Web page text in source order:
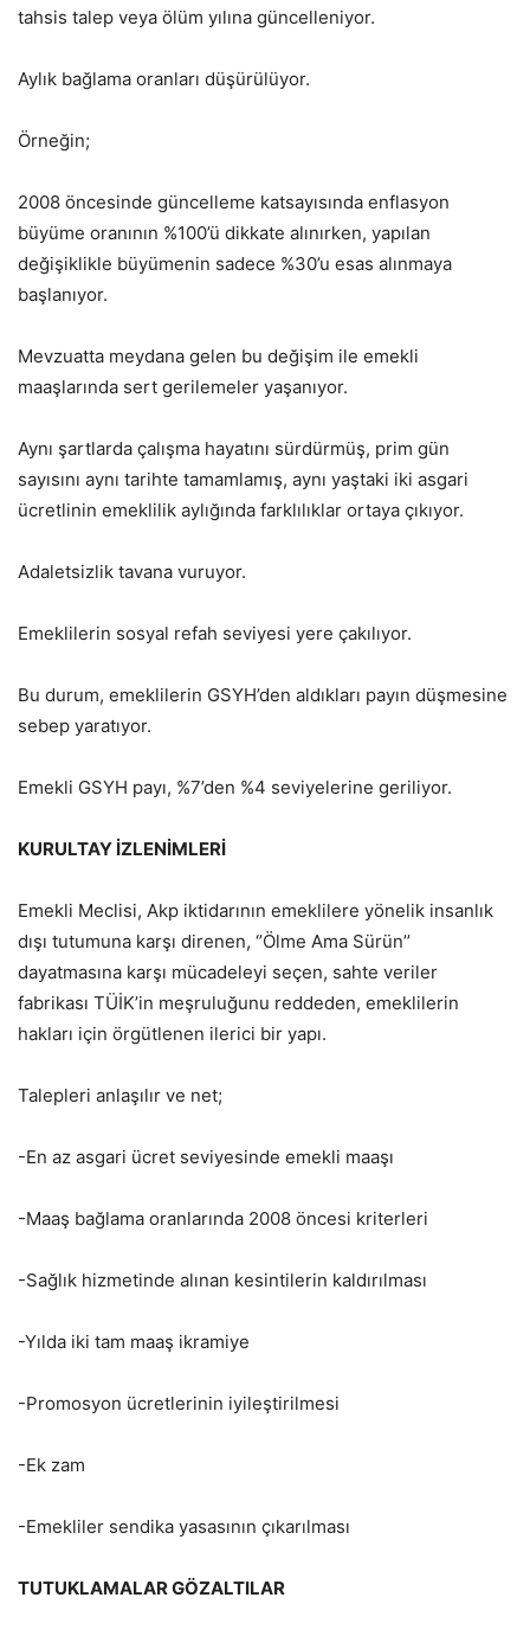
tahsis talep veya ölüm yılına güncelleniyor.
Aylık bağlama oranları düşürülüyor.
Örneğin;
2008 öncesinde güncelleme katsayısında enflasyon
büyüme oranının %100’ü dikkate alınırken, yapılan
değişiklikle büyümenin sadece %30’u esas alınmaya
başlanıyor.
Mevzuatta meydana gelen bu değişim ile emekli
maaşlarında sert gerilemeler yaşanıyor.
Aynı şartlarda çalışma hayatını sürdürmüş, prim gün
sayısını aynı tarihte tamamlamış, aynı yaştaki iki asgari
ücretlinin emeklilik aylığında farklılıklar ortaya çıkıyor.
Adaletsizlik tavana vuruyor.
Emeklilerin sosyal refah seviyesi yere çakılıyor.
Bu durum, emeklilerin GSYH’den aldıkları payın düşmesine
sebep yaratıyor.
Emekli GSYH payı, %7’den %4 seviyelerine geriliyor.
KURULTAY İZLENİMLERİ
Emekli Meclisi, Akp iktidarının emeklilere yönelik insanlık
dışı tutumuna karşı direnen, ‘’Ölme Ama Sürün’’
dayatmasına karşı mücadeleyi seçen, sahte veriler
fabrikası TÜİK’in meşruluğunu reddeden, emeklilerin
hakları için örgütlenen ilerici bir yapı.
Talepleri anlaşılır ve net;
-En az asgari ücret seviyesinde emekli maaşı
-Maaş bağlama oranlarında 2008 öncesi kriterleri
-Sağlık hizmetinde alınan kesintilerin kaldırılması
-Yılda iki tam maaş ikramiye
-Promosyon ücretlerinin iyileştirilmesi
-Ek zam
-Emekliler sendika yasasının çıkarılması
TUTUKLAMALAR GÖZALTILAR